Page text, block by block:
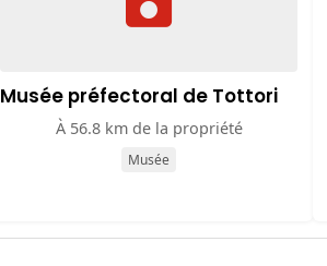
Musée préfectoral de Tottori
À 56.8 km de la propriété
Musée